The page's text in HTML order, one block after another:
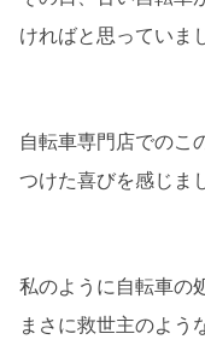
サービスをお
ければと思っていま
自転車専門店でのこ
つけた喜びを感じま
私のように自転車の
まさに救世主のよう